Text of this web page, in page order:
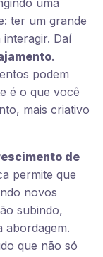
ter um grande
Daí
.
podem
é o que você
mais criativo
de
permite que
novos
subindo,
abordagem.
que não só